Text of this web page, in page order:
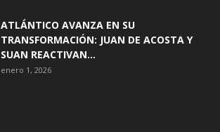
ATLÁNTICO AVANZA EN SU
TRANSFORMACIÓN: JUAN DE ACOSTA Y
SUAN REACTIVAN...
enero 1, 2026